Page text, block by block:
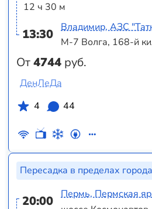
12 ч 30 м
13:30
От4744 руб.
Владимир, АЗС
М-7 Волга, 168-й
ДенЛеДа
4
44
Пересадка в пределах города
20:00
Пермь, Пермская